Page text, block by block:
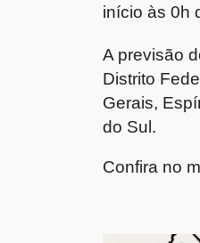
início às 0h
A previsão
Distrito
Gerais,
do Sul.
Confira no